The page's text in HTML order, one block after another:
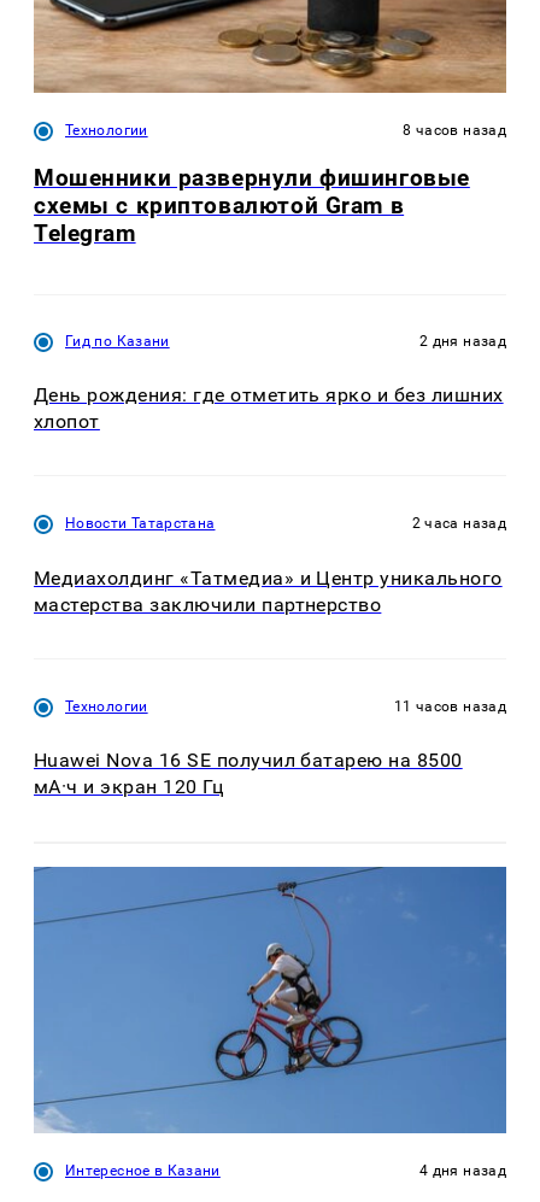
Технологии 8 часов назад
Мошенники развернули фишинговые
схемы с криптовалютой Gram в
Telegram
Гид по Казани 2 дня назад
День рождения: где отметить ярко и без лишних
хлопот
Новости Татарстана 2 часа назад
Медиахолдинг «Татмедиа» и Центр уникального
мастерства заключили партнерство
Технологии 11 часов назад
Huawei Nova 16 SE получил батарею на 8500
мА·ч и экран 120 Гц
Интересное в Казани 4 дня назад